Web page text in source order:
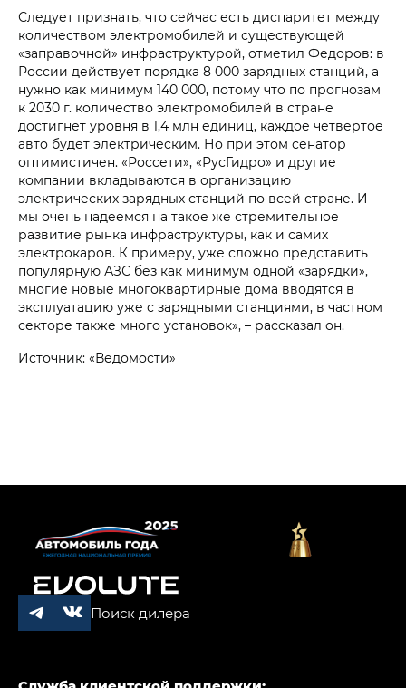
Следует признать, что сейчас есть диспаритет между
количеством электромобилей и существующей
«заправочной» инфраструктурой, отметил Федоров: в
России действует порядка 8 000 зарядных станций, а
нужно как минимум 140 000, потому что по прогнозам
к 2030 г. количество электромобилей в стране
достигнет уровня в 1,4 млн единиц, каждое четвертое
авто будет электрическим. Но при этом сенатор
оптимистичен. «Россети», «РусГидро» и другие
компании вкладываются в организацию
электрических зарядных станций по всей стране. И
мы очень надеемся на такое же стремительное
развитие рынка инфраструктуры, как и самих
электрокаров. К примеру, уже сложно представить
популярную АЗС без как минимум одной «зарядки»,
многие новые многоквартирные дома вводятся в
эксплуатацию уже с зарядными станциями, в частном
секторе также много установок», – рассказал он.
Источник: «Ведомости»
Поиск дилера